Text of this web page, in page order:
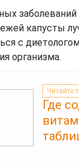
капусты
с
организма.
Читайте
Где